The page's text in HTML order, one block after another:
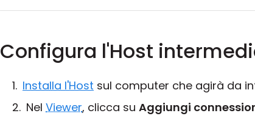
Configura l'Host
Installa l'Host sul computer che agirà da
Nel Viewer, clicca su Aggiungi